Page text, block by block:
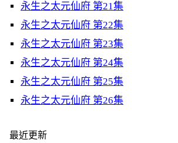
永生之太元仙府 第21集
永生之太元仙府 第22集
永生之太元仙府 第23集
永生之太元仙府 第24集
永生之太元仙府 第25集
永生之太元仙府 第26集
最近更新